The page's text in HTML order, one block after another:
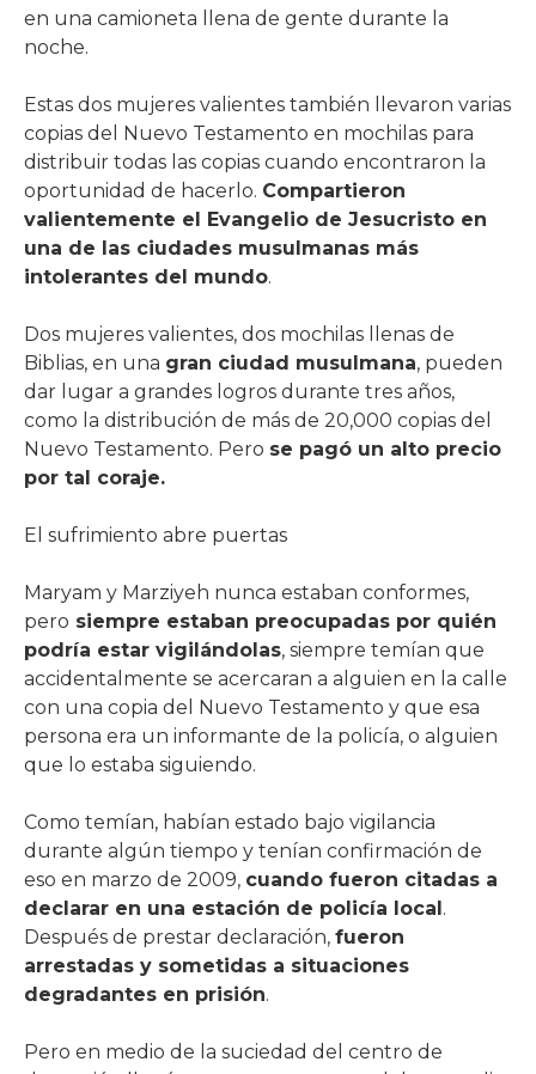
en una camioneta llena de gente durante la
noche.
Estas dos mujeres valientes también llevaron varias
copias del Nuevo Testamento en mochilas para
distribuir todas las copias cuando encontraron la
oportunidad de hacerlo. Compartieron
valientemente el Evangelio de Jesucristo en
una de las ciudades musulmanas más
intolerantes del mundo.
Dos mujeres valientes, dos mochilas llenas de
Biblias, en una gran ciudad musulmana, pueden
dar lugar a grandes logros durante tres años,
como la distribución de más de 20,000 copias del
Nuevo Testamento. Pero se pagó un alto precio
por tal coraje.
El sufrimiento abre puertas
Maryam y Marziyeh nunca estaban conformes,
pero siempre estaban preocupadas por quién
podría estar vigilándolas, siempre temían que
accidentalmente se acercaran a alguien en la calle
con una copia del Nuevo Testamento y que esa
persona era un informante de la policía, o alguien
que lo estaba siguiendo.
Como temían, habían estado bajo vigilancia
durante algún tiempo y tenían confirmación de
eso en marzo de 2009, cuando fueron citadas a
declarar en una estación de policía local.
Después de prestar declaración, fueron
arrestadas y sometidas a situaciones
degradantes en prisión.
Pero en medio de la suciedad del centro de